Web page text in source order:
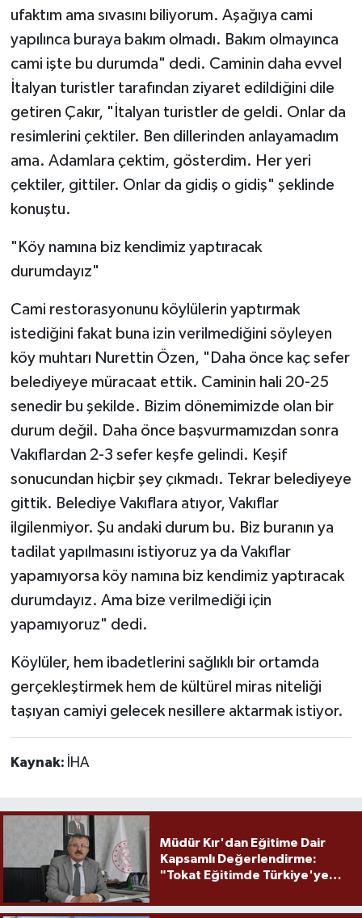
ufaktım ama sıvasını biliyorum. Aşağıya cami
yapılınca buraya bakım olmadı. Bakım olmayınca
cami işte bu durumda" dedi. Caminin daha evvel
İtalyan turistler tarafından ziyaret edildiğini dile
getiren Çakır, "İtalyan turistler de geldi. Onlar da
resimlerini çektiler. Ben dillerinden anlayamadım
ama. Adamlara çektim, gösterdim. Her yeri
çektiler, gittiler. Onlar da gidiş o gidiş" şeklinde
konuştu.
"Köy namına biz kendimiz yaptıracak
durumdayız"
Cami restorasyonunu köylülerin yaptırmak
istediğini fakat buna izin verilmediğini söyleyen
köy muhtarı Nurettin Özen, "Daha önce kaç sefer
belediyeye müracaat ettik. Caminin hali 20-25
senedir bu şekilde. Bizim dönemimizde olan bir
durum değil. Daha önce başvurmamızdan sonra
Vakıflardan 2-3 sefer keşfe gelindi. Keşif
sonucundan hiçbir şey çıkmadı. Tekrar belediyeye
gittik. Belediye Vakıflara atıyor, Vakıflar
ilgilenmiyor. Şu andaki durum bu. Biz buranın ya
tadilat yapılmasını istiyoruz ya da Vakıflar
yapamıyorsa köy namına biz kendimiz yaptıracak
durumdayız. Ama bize verilmediği için
yapamıyoruz" dedi.
Köylüler, hem ibadetlerini sağlıklı bir ortamda
gerçekleştirmek hem de kültürel miras niteliği
taşıyan camiyi gelecek nesillere aktarmak istiyor.
Kaynak: İHA
Müdür Kır'dan Eğitime Dair
Kapsamlı Değerlendirme:
"Tokat Eğitimde Türkiye'ye